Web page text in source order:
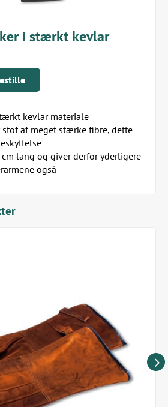
i stærkt kevlar
kevlar materiale
af meget stærke fibre, dette
lang og giver derfor yderligere
også